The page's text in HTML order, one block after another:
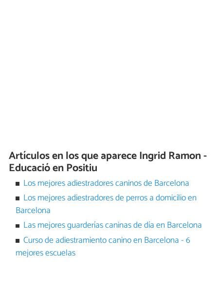
Artículos en los que aparece Ingrid Ramon -
Educació en Positiu
Los mejores adiestradores caninos de Barcelona
Los mejores adiestradores de perros a domicilio en
Barcelona
Las mejores guarderías caninas de día en Barcelona
Curso de adiestramiento canino en Barcelona - 6
mejores escuelas